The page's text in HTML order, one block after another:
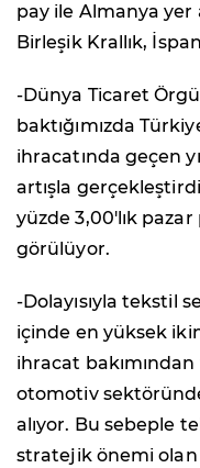
pay ile Almanya yer
Birleşik Krallık,
-Dünya Ticaret
baktığımızda
ihracatında geçen
artışla
yüzde 3,00'lık pazar
görülüyor.
-Dolayısıyla tekstil
içinde en yüksek
ihracat
otomotiv
alıyor. Bu sebeple
stratejik önemi